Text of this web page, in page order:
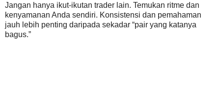
Jangan hanya ikut-ikutan trader lain. Temukan ritme dan
kenyamanan Anda sendiri. Konsistensi dan pemahaman
jauh lebih penting daripada sekadar “pair yang katanya
bagus.”